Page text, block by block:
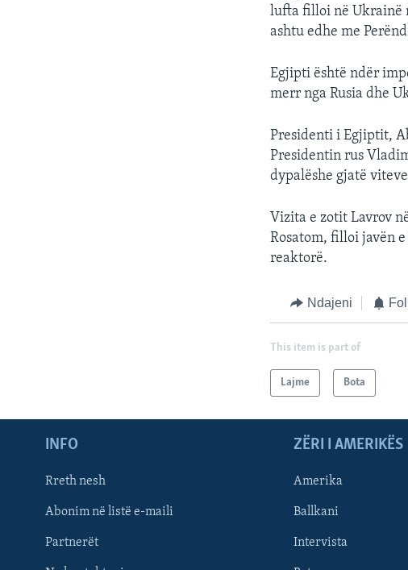
lufta filloi në Ukrainë
ashtu edhe me
Egjipti është ndër
merr nga Rusia dhe
Presidenti i Egjiptit,
Presidentin rus
dypalëshe gjatë
Vizita e zotit Lavrov
Rosatom, filloi javën
reaktorë.
Ndajeni
This item is part of
Lajme Bota
INFO
Rreth nesh
Abonim në listë e-maili
Partnerët
ZËRI I AMERIKËS
Amerika
Ballkani
Intervista